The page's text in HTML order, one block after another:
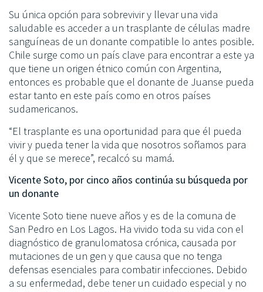
Su única opción para sobrevivir y llevar una vida
saludable es acceder a un trasplante de células madre
sanguíneas de un donante compatible lo antes posible.
Chile surge como un país clave para encontrar a este ya
que tiene un origen étnico común con Argentina,
entonces es probable que el donante de Juanse pueda
estar tanto en este país como en otros países
sudamericanos.
“El trasplante es una oportunidad para que él pueda
vivir y pueda tener la vida que nosotros soñamos para
él y que se merece”, recalcó su mamá.
Vicente Soto, por cinco años continúa su búsqueda por
un donante
Vicente Soto tiene nueve años y es de la comuna de
San Pedro en Los Lagos. Ha vivido toda su vida con el
diagnóstico de granulomatosa crónica, causada por
mutaciones de un gen y que causa que no tenga
defensas esenciales para combatir infecciones. Debido
a su enfermedad, debe tener un cuidado especial y no